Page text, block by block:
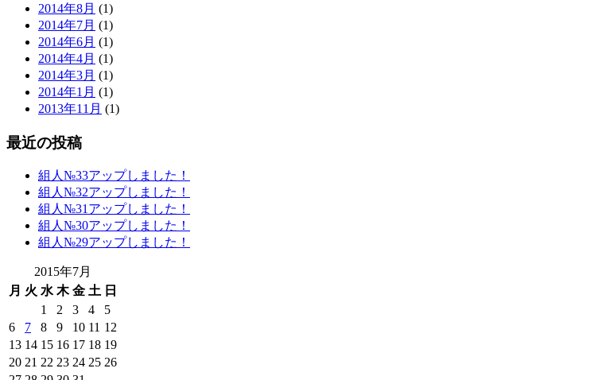
2014年8月 (1)
2014年7月 (1)
2014年6月 (1)
2014年4月 (1)
2014年3月 (1)
2014年1月 (1)
2013年11月 (1)
最近の投稿
組人№33アップしました！
組人№32アップしました！
組人№31アップしました！
組人№30アップしました！
組人№29アップしました！
2015年7月
月 火 水 木 金 土 日
1
2 3 4
5
6
7 8 9 10 11 12
13 14 15 16 17 18 19
20 21 22 23 24 25 26